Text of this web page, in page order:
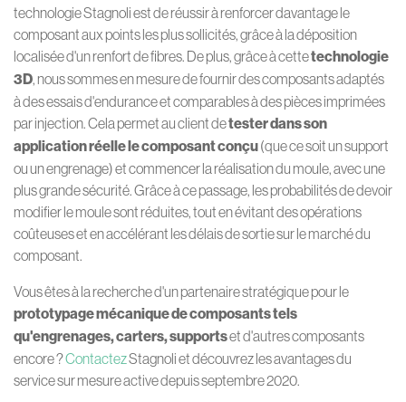
technologie Stagnoli est de réussir à renforcer davantage le
composant aux points les plus sollicités, grâce à la déposition
localisée d'un renfort de fibres. De plus, grâce à cettetechnologie
3D, nous sommes en mesure de fournir des composants adaptés
à des essais d'endurance et comparables à des pièces imprimées
par injection. Cela permet au client detester dans son
application réelle le composant conçu(que ce soit un support
ou un engrenage) et commencer la réalisation du moule, avec une
plus grande sécurité. Grâce à ce passage, les probabilités de devoir
modifier le moule sont réduites, tout en évitant des opérations
coûteuses et en accélérant les délais de sortie sur le marché du
composant.
Vous êtes à la recherche d'un partenaire stratégique pour le
prototypage mécanique de composants tels
qu'engrenages, carters, supportset d'autres composants
encore ?ContactezStagnoli et découvrez les avantages du
service sur mesure active depuis septembre 2020.